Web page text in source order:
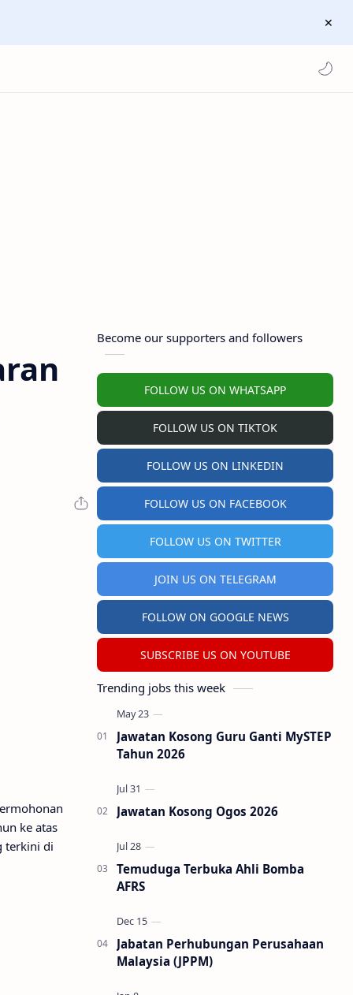
ke atas
terkini di
Become our supporters and followers
FOLLOW US ON WHATSAPP
FOLLOW US ON TIKTOK
FOLLOW US ON LINKEDIN
FOLLOW US ON FACEBOOK
FOLLOW US ON TWITTER
JOIN US ON TELEGRAM
FOLLOW ON GOOGLE NEWS
SUBSCRIBE US ON YOUTUBE
Trending jobs this week
Jawatan Kosong Guru Ganti MySTEP
Tahun 2026
Jawatan Kosong Ogos 2026
Temuduga Terbuka Ahli Bomba
AFRS
Jabatan Perhubungan Perusahaan
Malaysia (JPPM)